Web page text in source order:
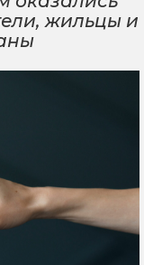
жильцы и